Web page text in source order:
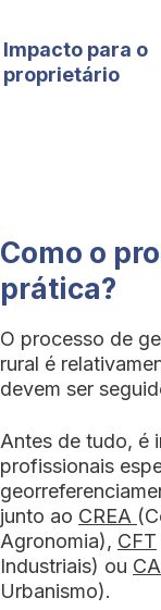
Impacto para o
proprietário
Como o
prática?
O processo de
rural é
devem ser
Antes de tudo, é
profissionais
junto ao CREA
Agronomia), CFT
Industriais) ou
Urbanismo).